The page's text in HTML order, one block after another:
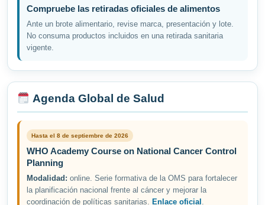
Compruebe las retiradas oficiales de alimentos
Ante un brote alimentario, revise marca, presentación y lote.
No consuma productos incluidos en una retirada sanitaria
vigente.
Agenda Global de Salud
Hasta el 8 de septiembre de 2026
WHO Academy Course on National Cancer Control
Planning
Modalidad: online. Serie formativa de la OMS para fortalecer
la planificación nacional frente al cáncer y mejorar la
coordinación de políticas sanitarias. Enlace oficial .